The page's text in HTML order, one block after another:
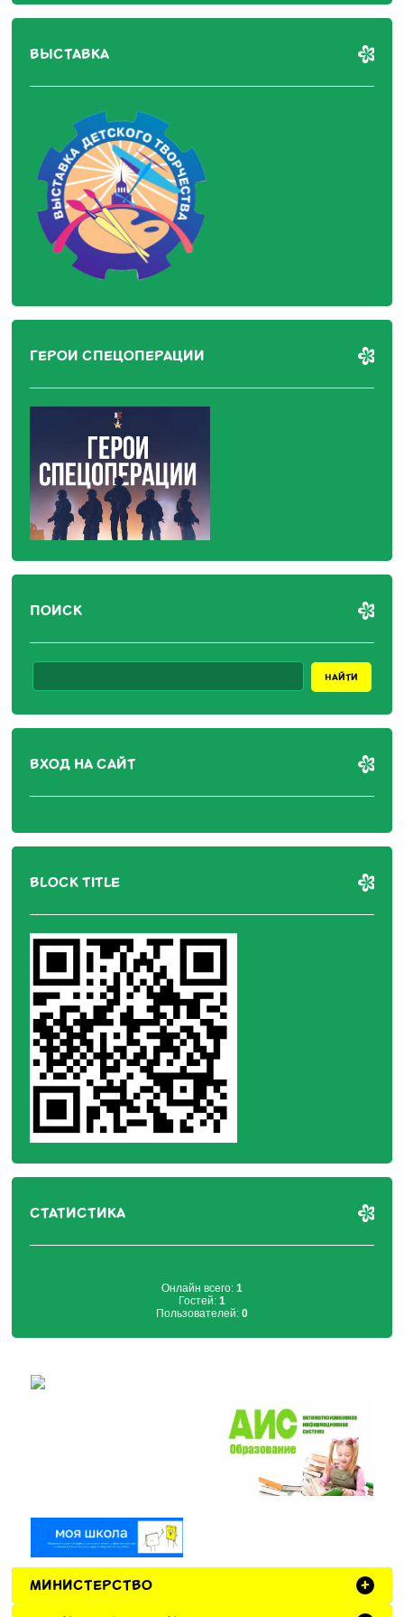
ВЫСТАВКА
ГЕРОИ СПЕЦОПЕРАЦИИ
ПОИСК
ВХОД НА САЙТ
BLOCK TITLE
СТАТИСТИКА
Онлайн всего: 1
Гостей: 1
Пользователей: 0
МИНИСТЕРСТВО +